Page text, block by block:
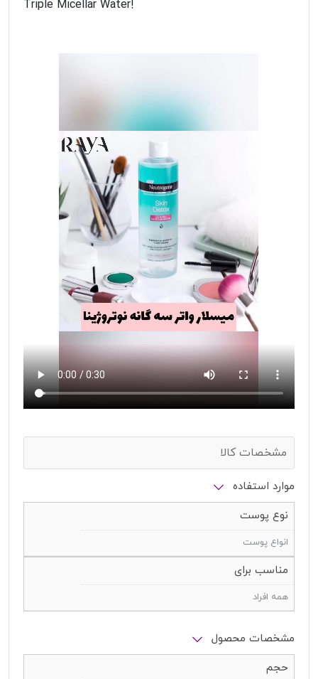
Triple Micellar Water!
مشخصات کالا
موارد استفاده
نوع پوست
انواع پوست
مناسب برای
همه افراد
مشخصات محصول
حجم